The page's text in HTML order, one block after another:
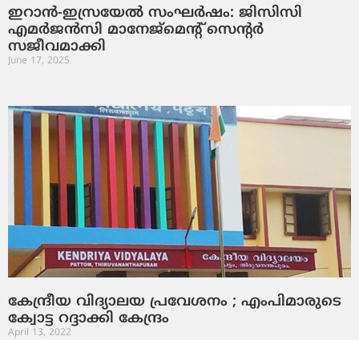
ഇറാൻ-ഇസ്രയേൽ സംഘർഷം: ജിസിസി
എമർജൻസി മാനേജ്‌മെന്റ് സെന്റർ
സജീവമാക്കി
June 17, 2025
കേന്ദ്രീയ വിദ്യാലയ പ്രവേശനം ; എംപിമാരുടെ
ക്വോട്ട റദ്ദാക്കി കേന്ദ്രം
April 13, 2022